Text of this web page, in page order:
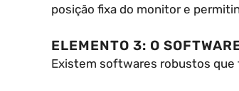
posição fixa do monitor e
ELEMENTO 3: O
Existem softwares robustos que